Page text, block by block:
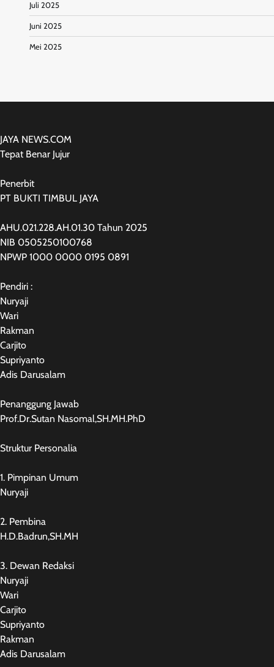
Juli 2025
Juni 2025
Mei 2025
JAYA NEWS.COM
Tepat Benar Jujur
Penerbit
PT BUKTI TIMBUL JAYA
AHU.021.228.AH.01.30 Tahun 2025
NIB 0505250100768
NPWP 1000 0000 0195 0891
Pendiri :
Nuryaji
Wari
Rakman
Carjito
Supriyanto
Adis Darusalam
Penanggung Jawab
Prof.Dr.Sutan Nasomal,SH.MH.PhD
Struktur Personalia
1. Pimpinan Umum
Nuryaji
2. Pembina
H.D.Badrun,SH.MH
3. Dewan Redaksi
Nuryaji
Wari
Carjito
Supriyanto
Rakman
Adis Darusalam